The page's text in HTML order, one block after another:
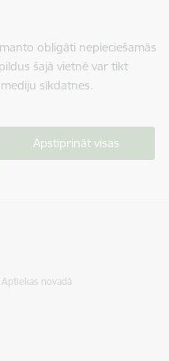
obligāti nepieciešamās
šajā vietnē var tikt
sīkdatnes.
Apstiprināt visas
Aptiekas novadā